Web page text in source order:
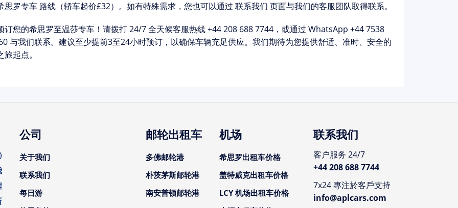
思罗专车路线（轿车起价£32）。如有特殊需求，您也可以通过 联系我们 页面与我们的客服团队取得联系。
订您的希思罗至温莎专车！ 请拨打 24/7 全天候客服热线+44 208 688 7744，或通过 WhatsApp +44 7538
与我们联系。建议至少提前3至24小时预订，以确保车辆充足供应。我们期待为您提供舒适、准时、安全的
起点。
公司
关于我们
联系我们
每日游
邮轮出租车
多佛邮轮港
朴茨茅斯邮轮港
南安普顿邮轮港
机场
希思罗出租车价格
盖特威克出租车价格
LCY 机场出租车价格
联系我们
客户服务 24/7
+44 208 688 7744
7x24 專注於客戶支持
info@aplcars.com